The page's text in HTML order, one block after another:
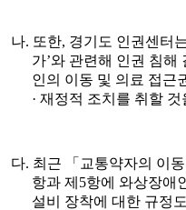
나. 또한, 경기도 인권센터
가’와 관련해 인권 침해
인의 이동 및 의료 접근
· 재정적 조치를 취할
다. 최근 「교통약자의 이
항과 제5항에 와상장애
설비 장착에 대한 규정